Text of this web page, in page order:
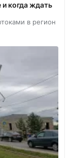
и когда ждать
в регион